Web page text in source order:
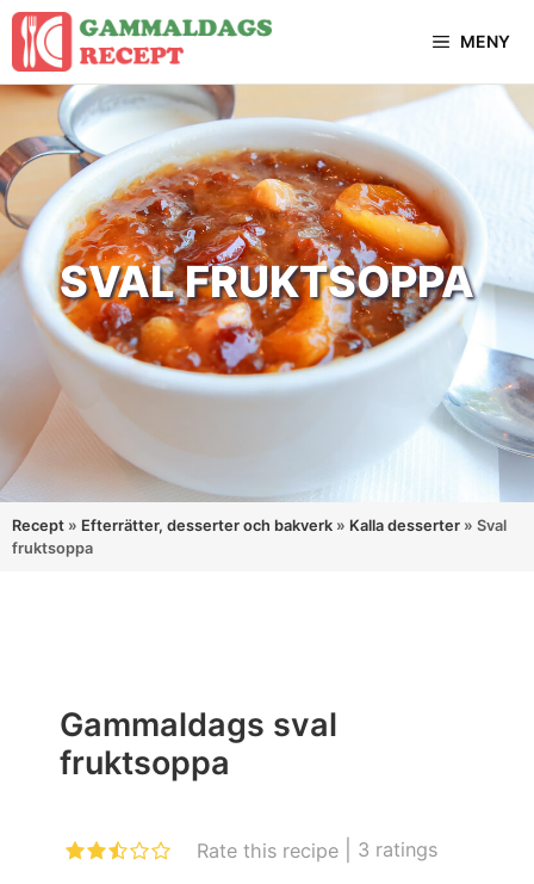
Hoppa
innehåll
MENY
SVAL FRUKTSOPPA
Recept » Efterrätter, desserter och bakverk » Kalla desserter » Sval
fruktsoppa
Gammaldags sval
fruktsoppa
Rate this recipe 3 ratings